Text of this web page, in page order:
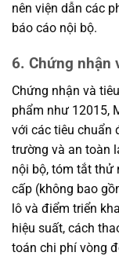
nên viện dẫn các
báo cáo nội bộ.
6. Chứng nhận
Chứng nhận và
phẩm như 12015,
với các tiêu chuẩn
trường và an toàn
nội bộ, tóm tắt thử
cấp (không bao
lô và điểm triển
hiệu suất, cách
toán chi phí vòng